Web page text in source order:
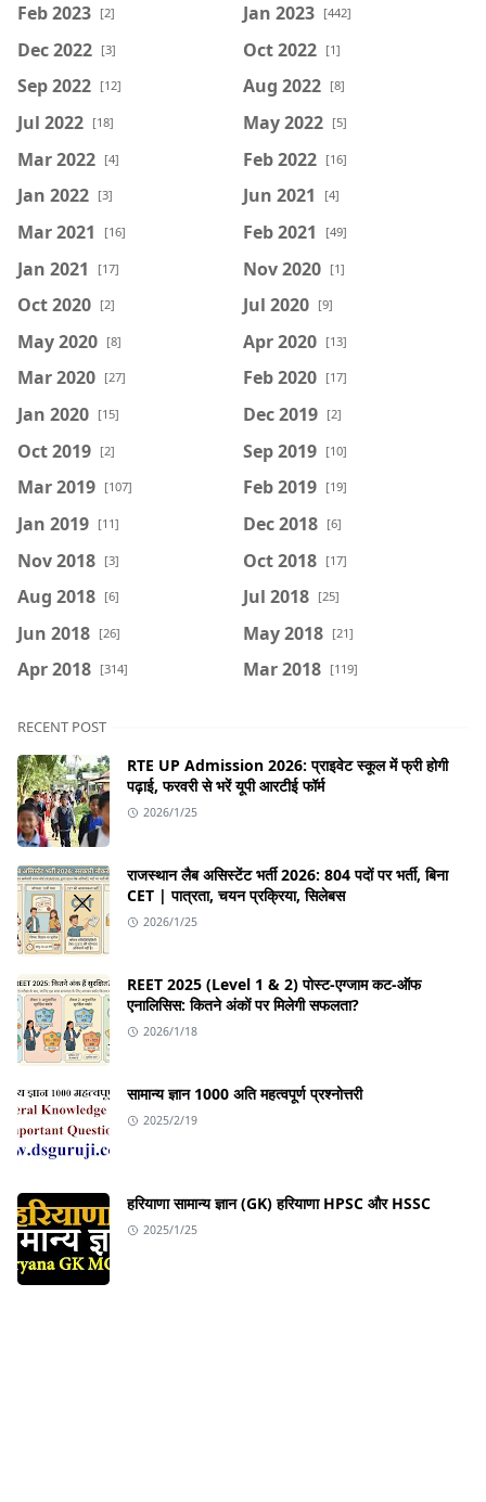
Feb 2023 [2] Jan 2023 [442]
Dec 2022 [3] Oct 2022 [1]
Sep 2022 [12] Aug 2022 [8]
Jul 2022 [18] May 2022 [5]
Mar 2022 [4] Feb 2022 [16]
Jan 2022 [3] Jun 2021 [4]
Mar 2021 [16] Feb 2021 [49]
Jan 2021 [17] Nov 2020 [1]
Oct 2020 [2] Jul 2020 [9]
May 2020 [8] Apr 2020 [13]
Mar 2020 [27] Feb 2020 [17]
Jan 2020 [15] Dec 2019 [2]
Oct 2019 [2] Sep 2019 [10]
Mar 2019 [107] Feb 2019 [19]
Jan 2019 [11] Dec 2018 [6]
Nov 2018 [3] Oct 2018 [17]
Aug 2018 [6] Jul 2018 [25]
Jun 2018 [26] May 2018 [21]
Apr 2018 [314] Mar 2018 [119]
RECENT POST
RTE UP Admission 2026: प्राइवेट स्कूल में फ्री होगी
पढ़ाई, फरवरी से भरें यूपी आरटीई फॉर्म
2026/1/25
राजस्थान लैब असिस्टेंट भर्ती 2026: 804 पदों पर भर्ती, बिना
CET | पात्रता, चयन प्रक्रिया, सिलेबस
2026/1/25
REET 2025 (Level 1 & 2) पोस्ट-एग्जाम कट-ऑफ
एनालिसिस: कितने अंकों पर मिलेगी सफलता?
2026/1/18
सामान्य ज्ञान 1000 अति महत्वपूर्ण प्रश्नोत्तरी
2025/2/19
हरियाणा सामान्य ज्ञान (GK) हरियाणा HPSC और HSSC
2025/1/25